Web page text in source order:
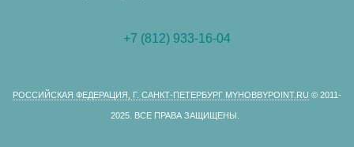
+7 (812) 933-16-04
РОССИЙСКАЯ ФЕДЕРАЦИЯ, Г. САНКТ-ПЕТЕРБУРГ MYHOBBYPOINT.RU © 2011-
2025. ВСЕ ПРАВА ЗАЩИЩЕНЫ.